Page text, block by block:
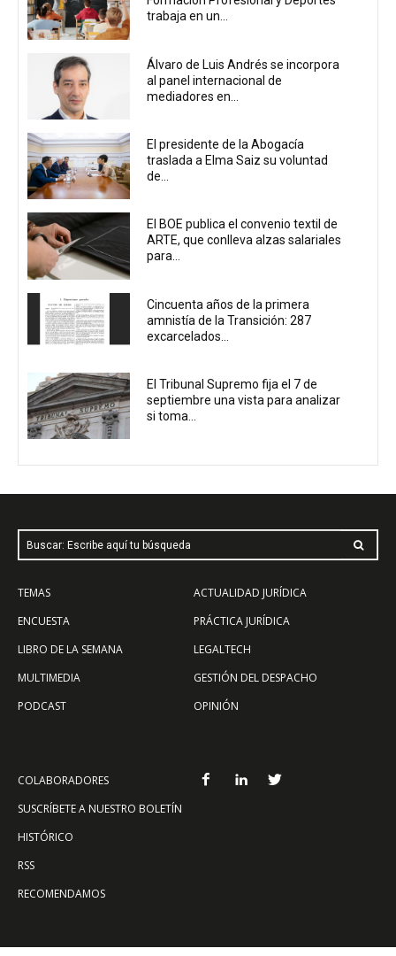
trabaja en un...
Álvaro de Luis Andrés se incorpora
al panel internacional de
mediadores en...
El presidente de la Abogacía
traslada a Elma Saiz su voluntad
de...
El BOE publica el convenio textil de
ARTE, que conlleva alzas salariales
para...
Cincuenta años de la primera
amnistía de la Transición: 287
excarcelados...
El Tribunal Supremo fija el 7 de
septiembre una vista para analizar
si toma...
Buscar: Escribe aquí tu búsqueda
TEMAS
ENCUESTA
LIBRO DE LA SEMANA
MULTIMEDIA
PODCAST
ACTUALIDAD JURÍDICA
PRÁCTICA JURÍDICA
LEGALTECH
GESTIÓN DEL DESPACHO
OPINIÓN
COLABORADORES
SUSCRÍBETE A NUESTRO BOLETÍN
HISTÓRICO
RSS
RECOMENDAMOS